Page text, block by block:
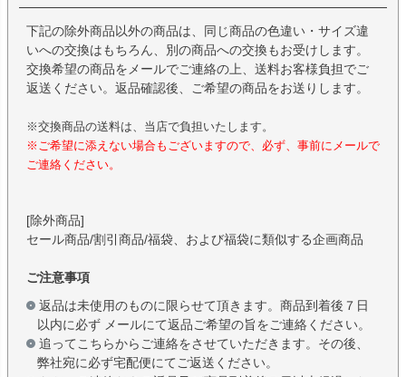
下記の除外商品以外の商品は、同じ商品の色違い・サイズ違
いへの交換はもちろん、別の商品への交換もお受けします。
交換希望の商品をメールでご連絡の上、送料お客様負担でご
返送ください。返品確認後、ご希望の商品をお送りします。
※交換商品の送料は、当店で負担いたします。
※ご希望に添えない場合もございますので、必ず、事前にメールで
ご連絡ください。
[除外商品]
セール商品/割引商品/福袋、および福袋に類似する企画商品
ご注意事項
返品は未使用のものに限らせて頂きます。商品到着後７日
以内に必ず メールにて返品ご希望の旨をご連絡ください。
追ってこちらからご連絡をさせていただきます。その後、
弊社宛に必ず宅配便にてご返送ください。